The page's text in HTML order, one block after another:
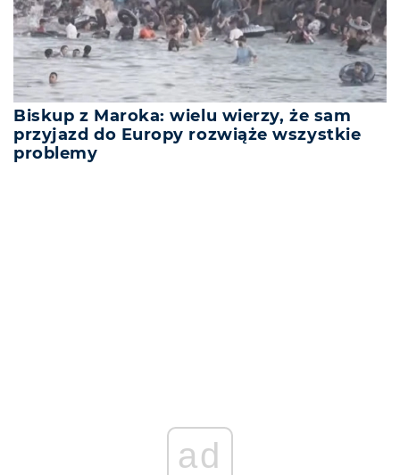
Biskup z Maroka: wielu wierzy, że sam
przyjazd do Europy rozwiąże wszystkie
problemy